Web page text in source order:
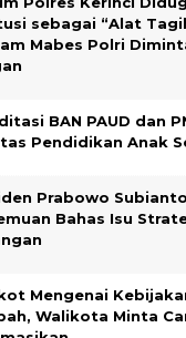
sebagai “Alat
Mabes Polri
BAN PAUD dan
Pendidikan Anak
Prabowo
Bahas Isu
Mengenai
Walikota Minta